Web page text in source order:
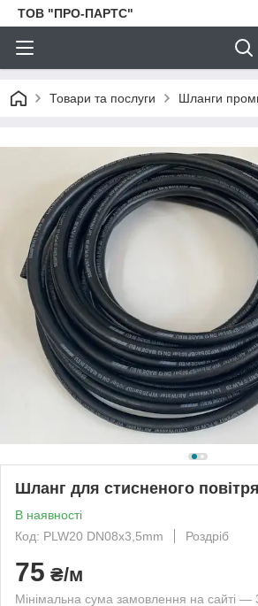
ТОВ "ПРО-ПАРТС"
Товари та послуги Шланги
Шланг для стисненого
В наявності
Код: PLW20 DN08x3,5mm
Роздріб
75 ₴/м
Мінімальна сума замовлення на сайті —